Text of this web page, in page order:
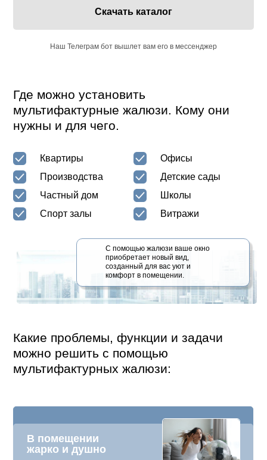
Скачать каталог
Наш Телеграм бот вышлет вам его в мессенджер
Где можно установить
мультифактурные жалюзи. Кому они
нужны и для чего.
Какие проблемы, функции и задачи
можно решить с помощью
мультифактурных жалюзи:
В помещении
жарко и душно
Квартиры
Частный дом
Детские сады
Школы
Производства
Спорт залы
Офисы
Витражи
С помощью жалюзи ваше окно
приобретает новый вид,
созданный для вас уют и
комфорт в помещении.